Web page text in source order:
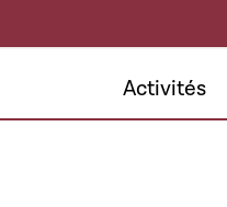
Activités